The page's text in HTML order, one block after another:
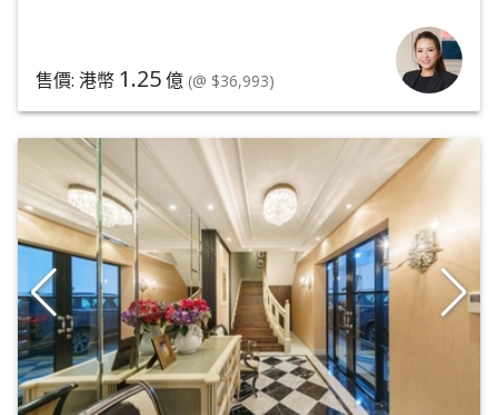
售價: 港幣 1.25億 (@ $36,993)